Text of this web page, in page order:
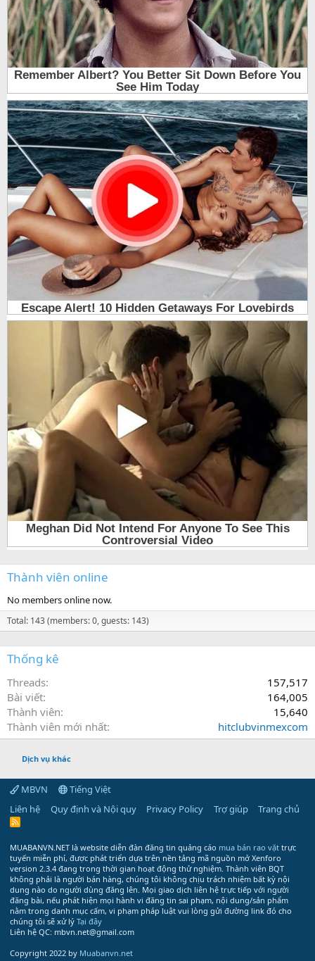
Thành viên online
No members online now.
Total: 143 (members: 0, guests: 143)
Thống kê
Threads
157,517
Bài viết
164,005
Thành viên
15,640
Thành viên mới nhất
hitclubvinmexcom
Dịch vụ khác
MBVN
Tiếng Việt
Liên hệ
Quy định và Nội quy Privacy Policy Trợ giúp Trang chủ
R
MUABANVN.NET là website diễn đàn đăng tin quảng cáo mua bán rao vặt trực
tuyến miễn phí, được phát triển dựa trên nền tảng mã nguồn mở Xenforo
version 2.3.4 đang trong thời gian hoạt động thử nghiệm. Thành viên BQT
không phải là người bán hàng, chúng tôi không chịu trách nhiệm bất kỳ nội
dung nào do người dùng đăng lên. Mọi giao dịch liên hệ trực tiếp với người
đăng bài, nếu phát hiện mọi hành vi đăng tin sai phạm, nội dung/sản phẩm
nằm trong danh mục cấm, vi phạm pháp luật vui lòng gửi đường link đó cho
chúng tôi sẽ xử lý Tại đây
Liên hệ QC: mbvn.net@gmail.com
Copyright 2022 by Muabanvn.net